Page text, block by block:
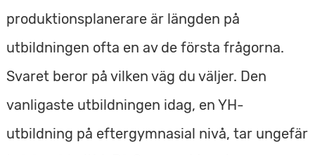
produktionsplanerare är längden på
utbildningen ofta en av de första frågorna.
Svaret beror på vilken väg du väljer. Den
vanligaste utbildningen idag, en YH-
utbildning på eftergymnasial nivå, tar ungefär